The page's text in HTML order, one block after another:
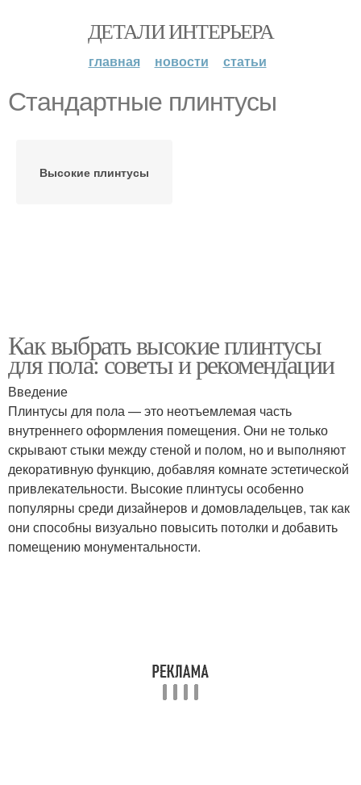
ДЕТАЛИ ИНТЕРЬЕРА
главная новости статьи
Стандартные плинтусы
Высокие плинтусы
Как выбрать высокие плинтусы
для пола: советы и рекомендации
Введение
Плинтусы для пола — это неотъемлемая часть
внутреннего оформления помещения. Они не только
скрывают стыки между стеной и полом, но и выполняют
декоративную функцию, добавляя комнате эстетической
привлекательности. Высокие плинтусы особенно
популярны среди дизайнеров и домовладельцев, так как
они способны визуально повысить потолки и добавить
помещению монументальности.